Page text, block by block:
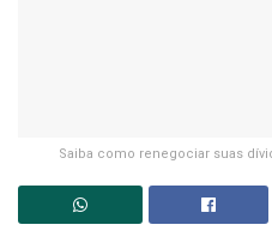
Saiba como renegociar suas